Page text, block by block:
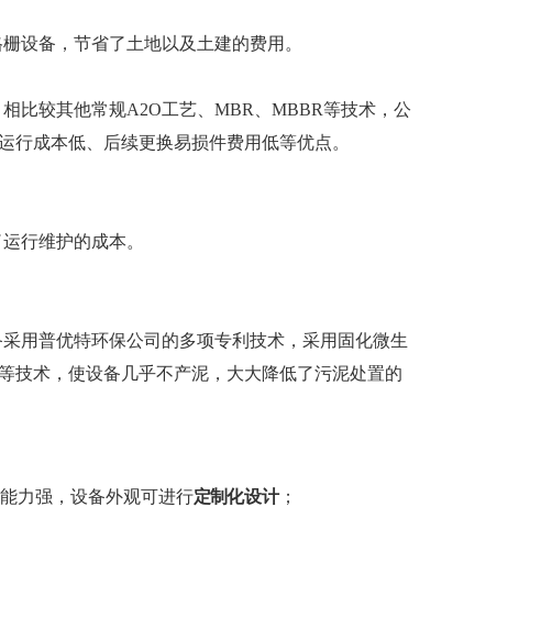
设备，节省了土地以及土建的费用。
比较其他常规A2O工艺、MBR、MBBR等技术，公
成本低、后续更换易损件费用低等优点。
行维护的成本。
用普优特环保公司的多项专利技术，采用固化微生
技术，使设备几乎不产泥，大大降低了污泥处置的
力强，设备外观可进行定制化设计；